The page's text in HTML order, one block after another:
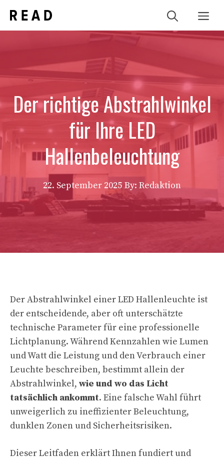
Inhalt
springen
Der richtige Abstrahlwinkel
für Ihre LED
Hallenbeleuchtung
22. September 2025 By: Redaktion
Der Abstrahlwinkel einer LED Hallenleuchte ist
der entscheidende, aber oft unterschätzte
technische Parameter für eine professionelle
Lichtplanung. Während Kennzahlen wie Lumen
und Watt die Leistung und den Verbrauch einer
Leuchte beschreiben, bestimmt allein der
Abstrahlwinkel, wie und wo das Licht
tatsächlich ankommt. Eine falsche Wahl führt
unweigerlich zu ineffizienter Beleuchtung,
dunklen Zonen und Sicherheitsrisiken.
Dieser Leitfaden erklärt Ihnen fundiert und